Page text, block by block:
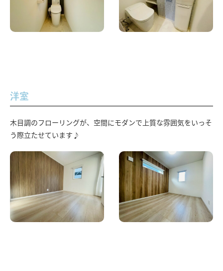
洋室
木目調のフローリングが、空間にモダンで上質な雰囲気をいっそ
う際立たせています♪